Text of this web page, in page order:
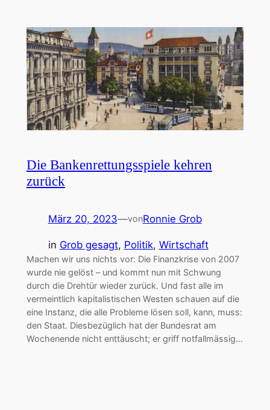
Die Bankenrettungsspiele kehren
zurück
März 20, 2023—vonRonnie Grob
in Grob gesagt, Politik, Wirtschaft
Machen wir uns nichts vor: Die Finanzkrise von 2007
wurde nie gelöst – und kommt nun mit Schwung
durch die Drehtür wieder zurück. Und fast alle im
vermeintlich kapitalistischen Westen schauen auf die
eine Instanz, die alle Probleme lösen soll, kann, muss:
den Staat. Diesbezüglich hat der Bundesrat am
Wochenende nicht enttäuscht; er griff notfallmässig…